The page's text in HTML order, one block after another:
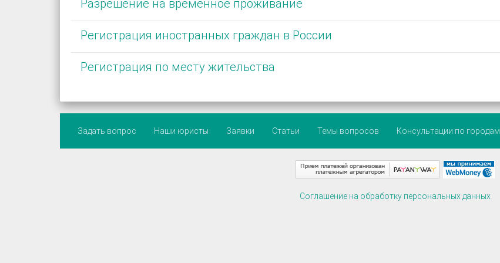
Разрешение на временное проживание
Регистрация иностранных граждан в России
Регистрация по месту жительства
Задать вопрос Наши юристы Заявки Статьи Темы вопросов Консультации по городам
Соглашение на обработку персональных данных